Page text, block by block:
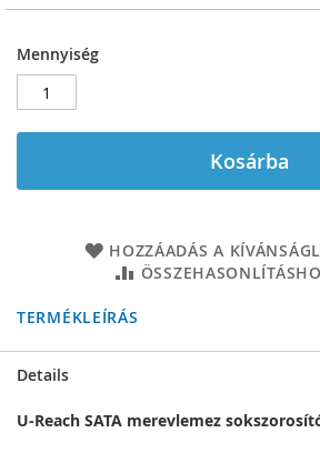
Mennyiség
Kosárba
HOZZÁADÁS A
TERMÉKLEÍRÁS
Details
U-Reach SATA merevlemez